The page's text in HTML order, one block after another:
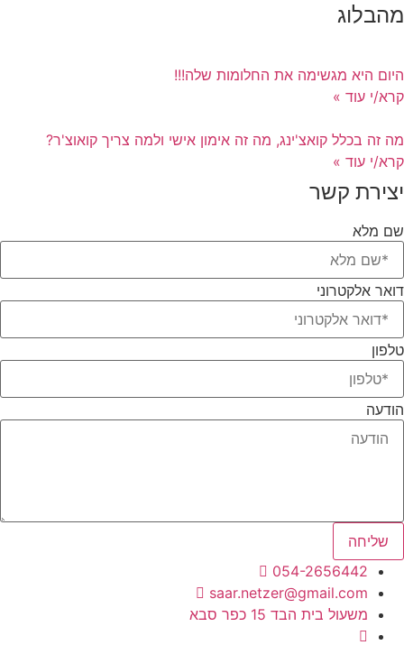
מהבלוג
היום היא מגשימה את החלומות שלה!!!
קרא/י עוד »
מה זה בכלל קואצ'ינג, מה זה אימון אישי ולמה צריך קואוצ'ר?
קרא/י עוד »
יצירת קשר
שם מלא
דואר אלקטרוני
טלפון
הודעה
שליחה
054-2656442
saar.netzer@gmail.com
משעול בית הבד 15 כפר סבא